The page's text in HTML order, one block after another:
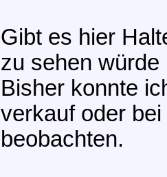
Gibt es hier
zu sehen
Bisher konnte
verkauf oder
beobachten.